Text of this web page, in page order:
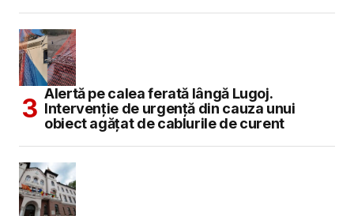
Alertă pe calea ferată lângă Lugoj.
Intervenție de urgență din cauza unui
obiect agățat de cablurile de curent